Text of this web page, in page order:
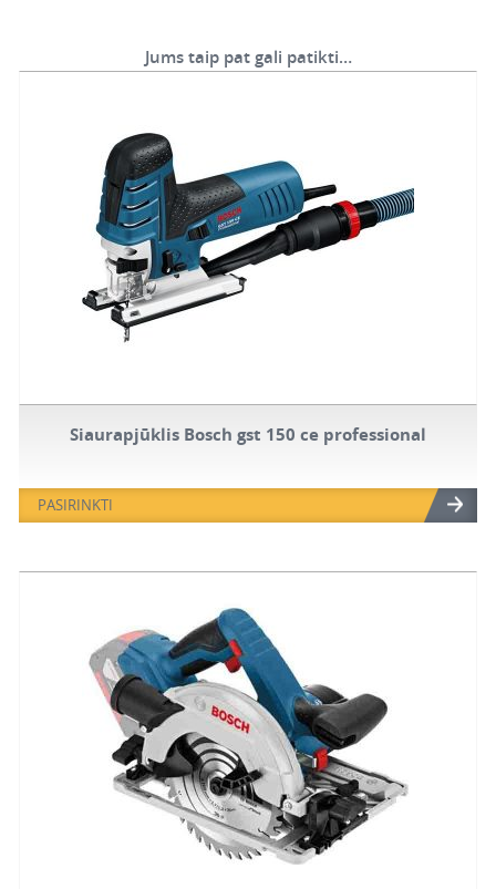
Jums taip pat gali patikti…
Siaurapjūklis Bosch gst 150 ce professional
PASIRINKTI